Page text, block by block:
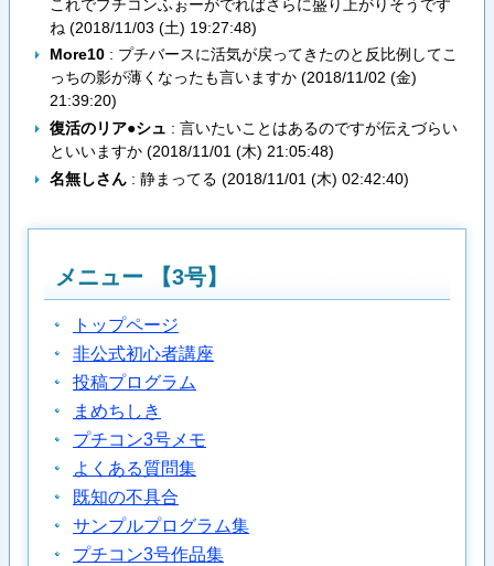
これでプチコンふぉーがでればさらに盛り上がりそうです
ね (2018/11/03 (土) 19:27:48)
More10: プチバースに活気が戻ってきたのと反比例してこ
っちの影が薄くなったも言いますか (2018/11/02 (金)
21:39:20)
復活のリア●シュ : 言いたいことはあるのですが伝えづらい
といいますか (2018/11/01 (木) 21:05:48)
名無しさん: 静まってる (2018/11/01 (木) 02:42:40)
メニュー 【3号】
トップページ
非公式初心者講座
投稿プログラム
まめちしき
プチコン3号メモ
よくある質問集
既知の不具合
サンプルプログラム集
プチコン3号作品集